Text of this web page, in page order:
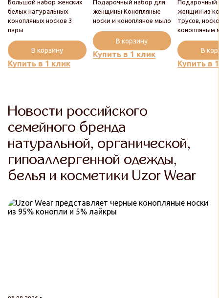
Большой набор женских
белых натуральных
конопляных носков 3
пары
Купить в 1 клик
В корзину
Подарочный набор для
женщины Конопляные
носки и конопляное мыло
Купить в 1 клик
В корзину
Подарочный
женщин из
трусов,
конопляным
Купить в
В
Новости российского
семейного бренда
натуральной, органической,
гипоаллергенной одежды,
белья и косметики Uzor Wear